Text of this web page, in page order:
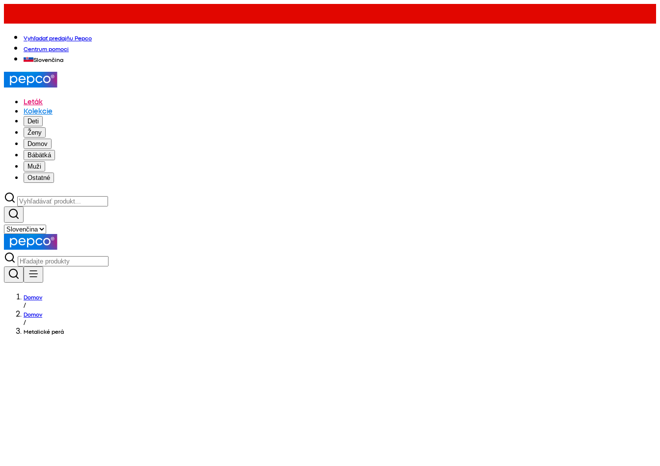
Vyhľadať predajňu Pepco
Centrum pomoci
Slovenčina
Leták
Kolekcie
Deti
Ženy
Domov
Bábätká
Muži
Ostatné
Domov
/
Domov
/
Metalické perá